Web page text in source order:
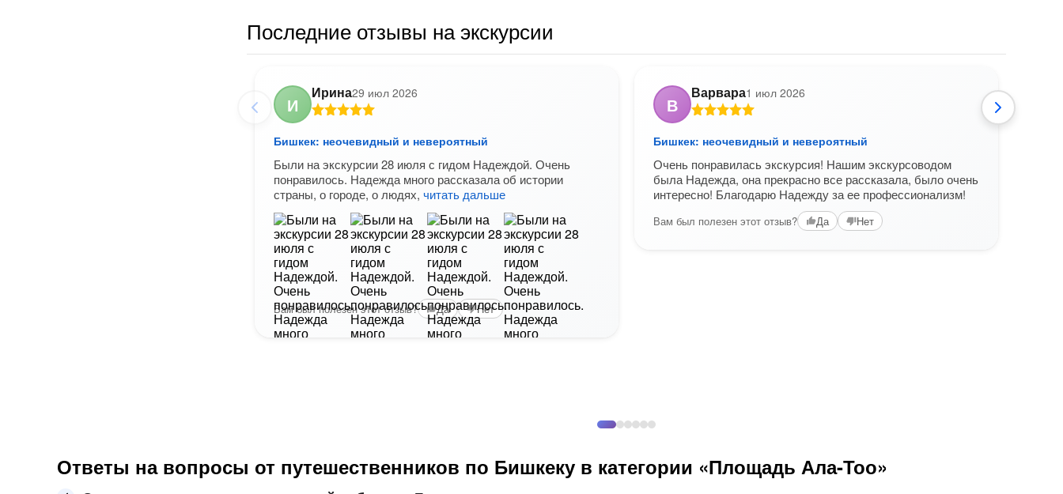
Последние отзывы на экскурсии
И
Ирина29 июл 2026
Бишкек: неочевидный и невероятный
Были на экскурсии 28 июля с гидом Надеждой. Очень
понравилось. Надежда много рассказала об истории
страны, о городе, о людях, читать дальше
Вам был полезен этот отзыв? Да Нет
В
Варвара1 июл 2026
Бишкек: неочевидный и невероятный
Очень понравилась экскурсия! Нашим экскурсоводом
была Надежда, она прекрасно все рассказала, было очень
интересно! Благодарю Надежду за ее профессионализм!
Вам был полезен этот отзыв? Да Нет
Ответы на вопросы от путешественников по Бишкеку в категории «Площадь Ала-Тоо»